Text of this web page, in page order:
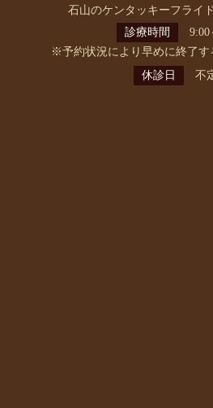
石山のケンタッキーフライ
診療時間
9:00
※予約状況により早めに終了す
休診日
不